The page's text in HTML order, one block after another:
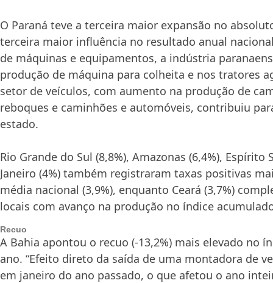
O Paraná teve a terceira maior expansão no
terceira maior influência no resultado anual
de máquinas e equipamentos, a indústria
produção de máquina para colheita e nos tratores
setor de veículos, com aumento na produção de
reboques e caminhões e automóveis, contribuiu
estado.
Rio Grande do Sul (8,8%), Amazonas (6,4%), Espírito
Janeiro (4%) também registraram taxas positivas
média nacional (3,9%), enquanto Ceará (3,7%)
locais com avanço na produção no índice
Recuo
A Bahia apontou o recuo (-13,2%) mais elevado no
ano. “Efeito direto da saída de uma montadora de
em janeiro do ano passado, o que afetou o ano